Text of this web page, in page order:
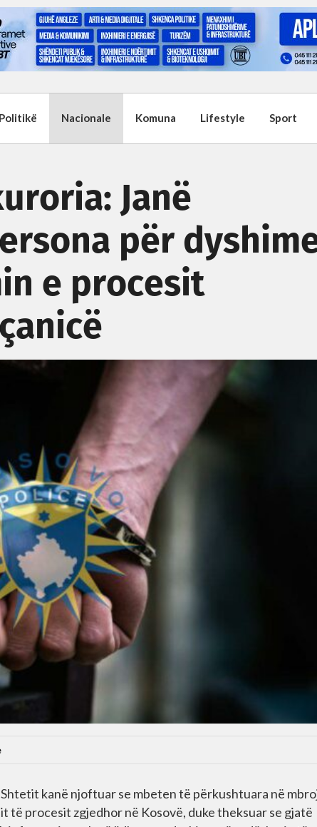
Politikë Nacionale Komuna Lifestyle Sport
Janë
për
e procesit
kanë njoftuar se mbeten të përkushtuara në
procesit zgjedhor në Kosovë, duke theksuar se gjatë